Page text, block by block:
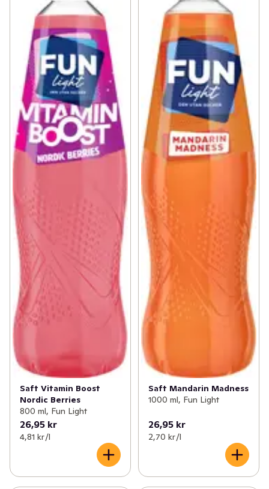
Saft Vitamin Boost
Nordic Berries
800 ml, Fun Light
26,95 kr
4,81 kr /l
Saft Mandarin Madness
1000 ml, Fun Light
26,95 kr
2,70 kr /l